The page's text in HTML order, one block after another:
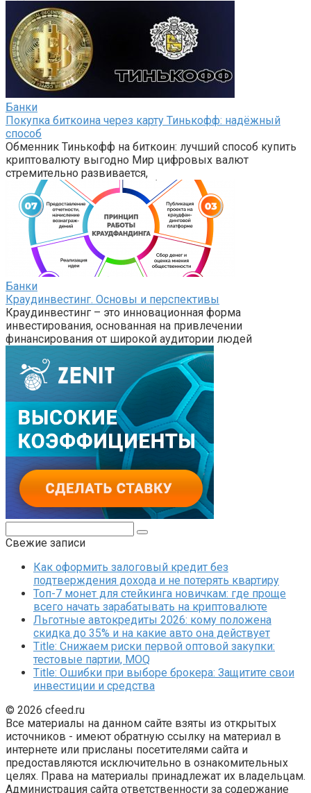
Банки
Покупка биткоина через карту Тинькофф: надёжный
способ
Обменник Тинькофф на биткоин: лучший способ купить
криптовалюту выгодно Мир цифровых валют
стремительно развивается,
Банки
Краудинвестинг. Основы и перспективы
Краудинвестинг – это инновационная форма
инвестирования, основанная на привлечении
финансирования от широкой аудитории людей
Свежие записи
Как оформить залоговый кредит без
подтверждения дохода и не потерять квартиру
Топ-7 монет для стейкинга новичкам: где проще
всего начать зарабатывать на криптовалюте
Льготные автокредиты 2026: кому положена
скидка до 35% и на какие авто она действует
Title: Снижаем риски первой оптовой закупки:
тестовые партии, MOQ
Title: Ошибки при выборе брокера: Защитите свои
инвестиции и средства
© 2026 cfeed.ru
Все материалы на данном сайте взяты из открытых
источников - имеют обратную ссылку на материал в
интернете или присланы посетителями сайта и
предоставляются исключительно в ознакомительных
целях. Права на материалы принадлежат их владельцам.
Администрация сайта ответственности за содержание